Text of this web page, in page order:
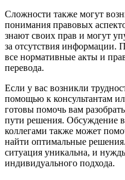
Сложности также могут
понимания правовых
знают своих прав и могут
за отсутствия информации.
все нормативные акты и
перевода.
Если у вас возникли
помощью к консультантам
готовы помочь вам
пути решения. Обсуждение
коллегами также может
найти оптимальные
ситуация уникальна, и
индивидуального подхода.